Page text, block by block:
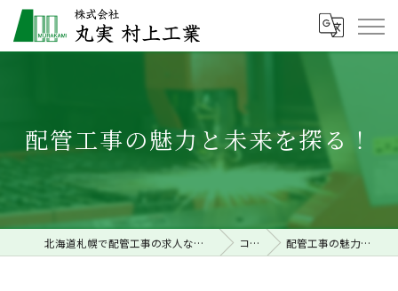
配管工事の魅力と未来を探る！
北海道札幌で配管工事の求人なら株式会社丸実村上工業 コラム 配管工事の魅力と未来を探る！